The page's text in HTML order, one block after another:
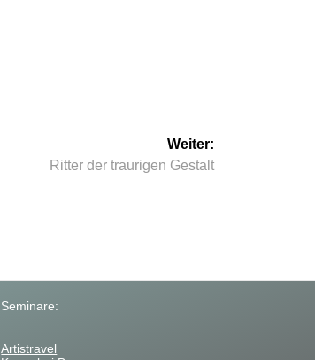
Weiter:
Nächster
Ritter der traurigen Gestalt
Seminare:
Artistravel